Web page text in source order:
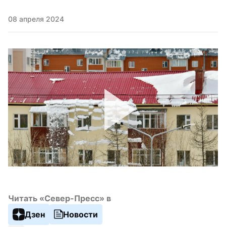
08 апреля 2024
Читать «Север-Пресс» в
Дзен
Новости